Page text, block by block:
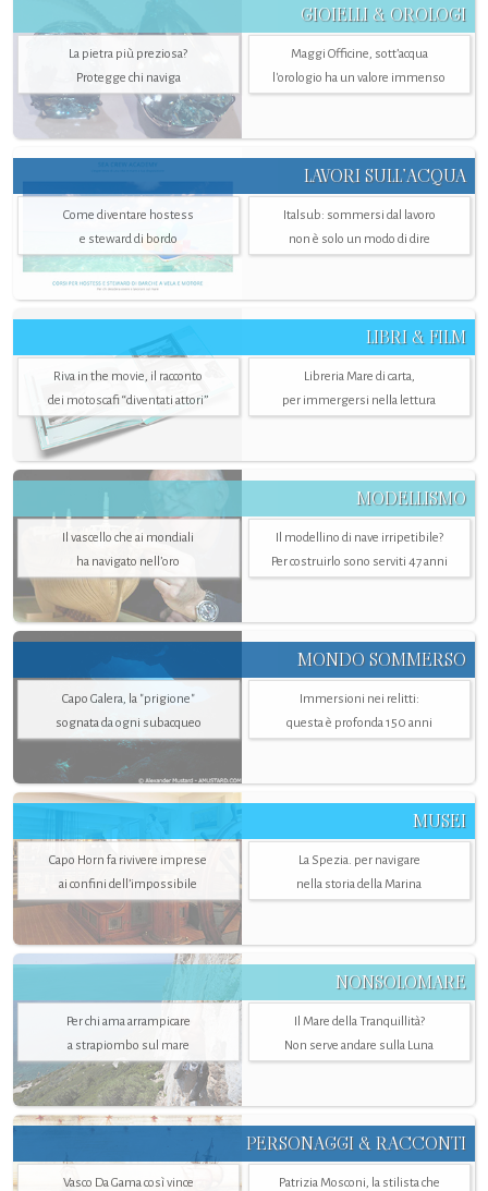
GIOIELLI & OROLOGI
La pietra più preziosa?
Protegge chi naviga
Maggi Officine, sott’acqua
l'orologio ha un valore immenso
LAVORI SULL’ACQUA
Come diventare hostess
e steward di bordo
Italsub: sommersi dal lavoro
non è solo un modo di dire
LIBRI & FILM
Riva in the movie, il racconto
dei motoscafi “diventati attori”
Libreria Mare di carta,
per immergersi nella lettura
MODELLISMO
Il vascello che ai mondiali
ha navigato nell’oro
Il modellino di nave irripetibile?
Per costruirlo sono serviti 47 anni
MONDO SOMMERSO
Capo Galera, la "prigione"
sognata da ogni subacqueo
Immersioni nei relitti:
questa è profonda 150 anni
MUSEI
Capo Horn fa rivivere imprese
ai confini dell’impossibile
La Spezia. per navigare
nella storia della Marina
NONSOLOMARE
Per chi ama arrampicare
a strapiombo sul mare
Il Mare della Tranquillità?
Non serve andare sulla Luna
PERSONAGGI & RACCONTI
Vasco Da Gama così vince
Patrizia Mosconi, la stilista che